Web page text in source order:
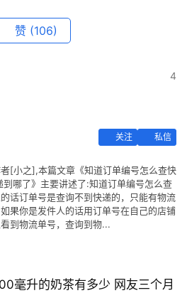
赞 (106)
4
关注
私信
[小之],本篇文章《知道订单编号怎么查快
哪了》主要讲述了:知道订单编号怎么查
话订单号是查询不到快递的，只能有物流
果你是发件人的话用订单号在自己的店铺
到物流单号，查询到物...
毫升的奶茶有多少 网友三个月